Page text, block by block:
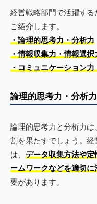
経営戦略部門で活躍す
ご紹介します。
・論理的思考力・分析力
・情報収集力・情報選択
・コミュニケーション
論理的思考力・分析力
論理的思考力と分析力
割を果たすでしょう。
は、 データ収集方法や
ームワークなどを適切
要があります。